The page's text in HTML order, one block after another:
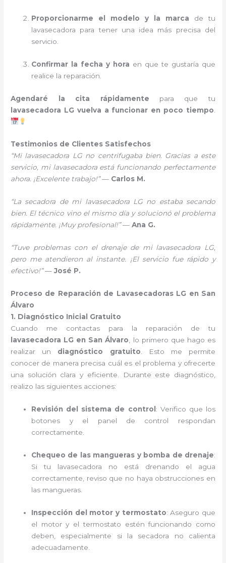
Proporcionarme el modelo y la marca de tu
lavasecadora para tener una idea más precisa del
servicio.
Confirmar la fecha y hora en que te gustaría que
realice la reparación.
Agendaré la cita rápidamente para que tu
lavasecadora LG vuelva a funcionar en poco tiempo
Testimonios de Clientes Satisfechos
“Mi lavasecadora LG no centrifugaba bien. Gracias a este
servicio, mi lavasecadora está funcionando perfectamente
ahora. ¡Excelente trabajo!”— Carlos M.
“La secadora de mi lavasecadora LG no estaba secando
bien. El técnico vino el mismo día y solucionó el problema
rápidamente. ¡Muy profesional!”—Ana G.
“Tuve problemas con el drenaje de mi lavasecadora LG,
pero me atendieron al instante. ¡El servicio fue rápido y
efectivo!”—José P.
Proceso de Reparación de Lavasecadoras LG en San
Álvaro
1. Diagnóstico Inicial Gratuito
Cuando me contactas para la reparación de tu
lavasecadora LG en San Álvaro , lo primero que hago es
realizar un diagnóstico gratuito . Esto me permite
conocer de manera precisa cuál es el problema y ofrecerte
una solución clara y eficiente. Durante este diagnóstico,
realizo las siguientes acciones:
Revisión del sistema de control : Verifico que los
botones y el panel de control respondan
correctamente.
Chequeo de las mangueras y bomba de drenaje:
Si tu lavasecadora no está drenando el agua
correctamente, reviso que no haya obstrucciones en
las mangueras.
Inspección del motor y termostato: Aseguro que
el motor y el termostato estén funcionando como
deben, especialmente si la secadora no calienta
adecuadamente.